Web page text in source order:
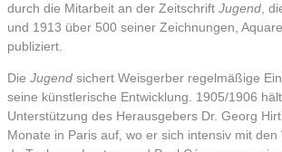
durch die Mitarbeit an der Zeitschrift Jugend ,
und 1913 über 500 seiner Zeichnungen,
publiziert.
Die Jugend sichert Weisgerber regelmäßige
seine künstlerische Entwicklung. 1905/1906
Unterstützung des Herausgebers Dr. Georg
Monate in Paris auf, wo er sich intensiv mit den